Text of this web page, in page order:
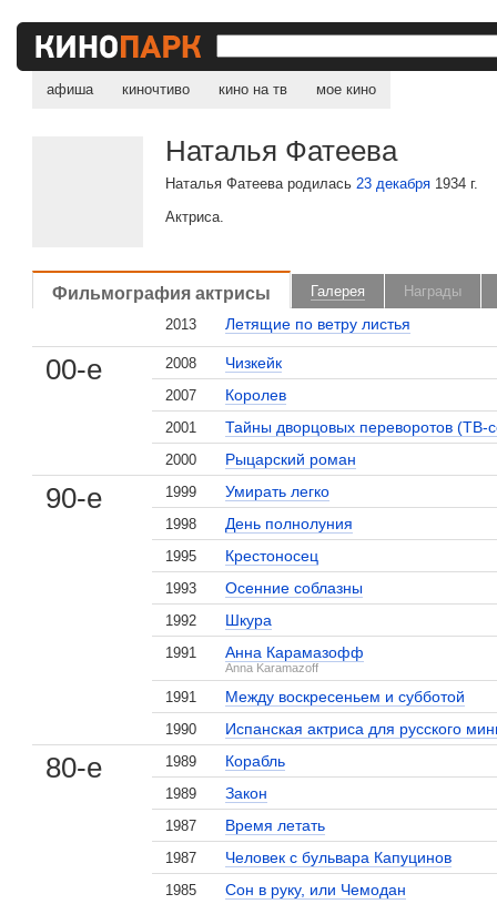
афиша киночтиво кино на тв мое кино
Наталья Фатеева
Наталья Фатеева родилась23 декабря 1934 г.
Актриса.
Фильмография актрисы Галерея
Награды
2013
Летящие по ветру листья
00-е 2008 Чизкейк
2007 Королев
2001 Тайны дворцовых переворотов (ТВ-
2000 Рыцарский роман
90-е 1999 Умирать легко
1998 День полнолуния
1995 Крестоносец
1993 Осенние соблазны
1992 Шкура
1991 Анна Карамазофф
Anna Karamazoff
1991 Между воскресеньем и субботой
1990 Испанская актриса для русского
80-е 1989 Корабль
1989 Закон
1987 Время летать
1987 Человек с бульвара Капуцинов
1985 Сон в руку, или Чемодан